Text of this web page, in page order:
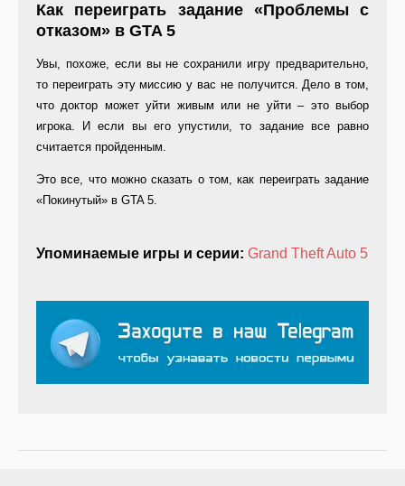
Как переиграть задание «Проблемы с
отказом» в GTA 5
Увы, похоже, если вы не сохранили игру предварительно,
то переиграть эту миссию у вас не получится. Дело в том,
что доктор может уйти живым или не уйти – это выбор
игрока. И если вы его упустили, то задание все равно
считается пройденным.
Это все, что можно сказать о том, как переиграть задание
«Покинутый» в GTA 5.
Упоминаемые игры и серии: Grand Theft Auto 5